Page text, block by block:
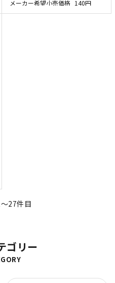
メーカー希望小売価格 140円
27件目
ゴリー